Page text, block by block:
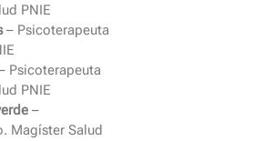
PNIE
– Psicoterapeuta
Psicoterapeuta
PNIE
–
Magíster Salud